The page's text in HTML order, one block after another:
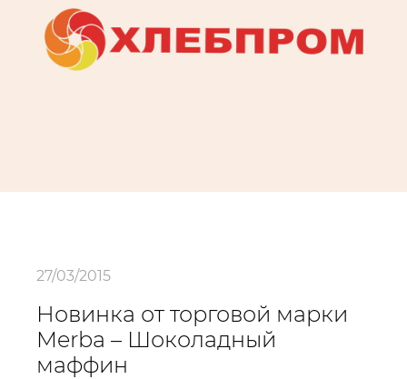
27/03/2015
Новинка от торговой марки
Merba – Шоколадный
маффин